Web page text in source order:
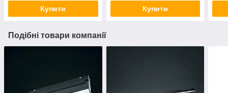
Купити Купити
Подібні товари компанії